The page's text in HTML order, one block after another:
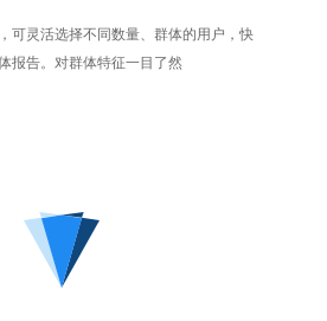
可灵活选择不同数量、群体的用户，快
报告。对群体特征一目了然